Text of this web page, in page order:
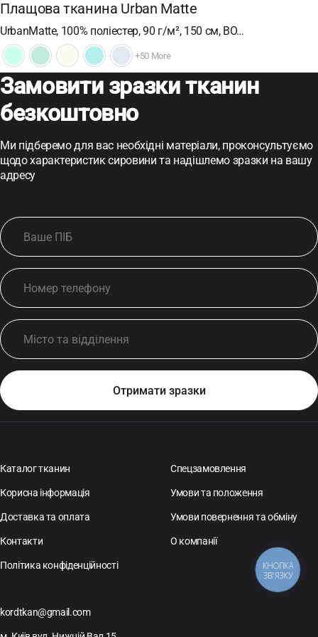
Плащова тканина Urban Matte
UrbanMatte, 100% поліестер, 90 г/м², 150 см, ВО…
+50 More
Замовити зразки тканин
безкоштовно
Ми підберемо для вас необхідні матеріали, проконсультуємо
щодо характеристик сировини та надішлемо зразки на вашу
адресу
Каталог тканин Спецзамовлення
Корисна інформація Умови та положення
Доставка та оплата Умови повернення та обміну
Контакти О компанії
Політика конфіденційності
kordtkan@gmail.com
КНОПКА
ЗВ'ЯЗКУ